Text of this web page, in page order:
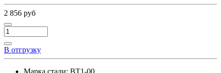
2 856 руб
В отгрузку
Марка стали: ВТ1-00